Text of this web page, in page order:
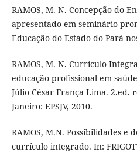
RAMOS, M. N. Concepção do
apresentado em seminário
Educação do Estado do Pará
RAMOS, M. N. Currículo
educação profissional em
Júlio César França Lima. 2.ed.
Janeiro: EPSJV, 2010.
RAMOS, M.N. Possibilidades e
currículo integrado. In: